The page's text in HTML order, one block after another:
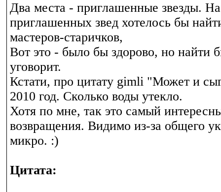
Два места - приглашенные звезды.
приглашенных звед хотелось бы
мастеров-старичков,
Вот это - было бы здорово, но найти
уговорит.
Кстати, про цитату gimli "Может и
2010 год. Сколько воды утекло.
Хотя по мне, так это самый
возвращения. Видимо из-за общего
микро. :)
Цитата: